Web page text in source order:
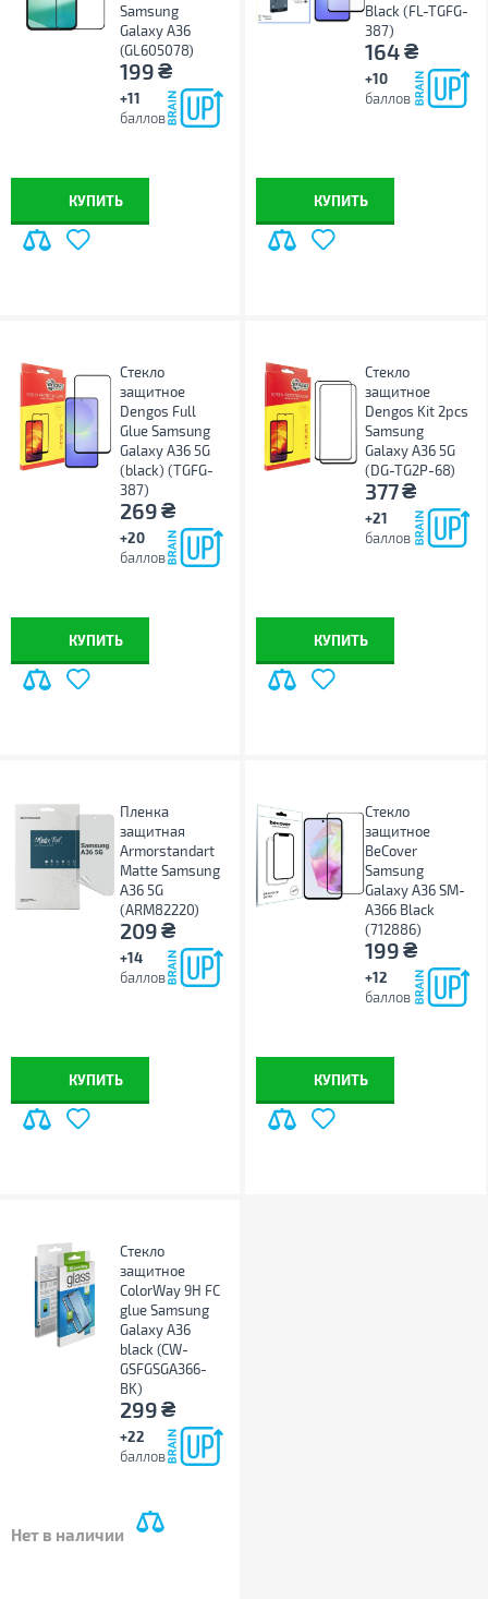
Samsung
Galaxy A36
(GL605078)
199₴
+11
баллов
КУПИТЬ
Black (FL-TGFG-
387)
164₴
+10
баллов
КУПИТЬ
Стекло
защитное
Dengos Full
Glue Samsung
Galaxy A36 5G
(black) (TGFG-
387)
269₴
+20
баллов
КУПИТЬ
Стекло
защитное
Dengos Kit 2pcs
Samsung
Galaxy A36 5G
(DG-TG2P-68)
377₴
+21
баллов
КУПИТЬ
Пленка
защитная
Armorstandart
Matte Samsung
A36 5G
(ARM82220)
209₴
+14
баллов
КУПИТЬ
Стекло
защитное
BeCover
Samsung
Galaxy A36 SM-
A366 Black
(712886)
199₴
+12
баллов
КУПИТЬ
Стекло
защитное
ColorWay 9H FC
glue Samsung
Galaxy A36
black (CW-
GSFGSGA366-
BK)
299₴
+22
баллов
Нет в наличии